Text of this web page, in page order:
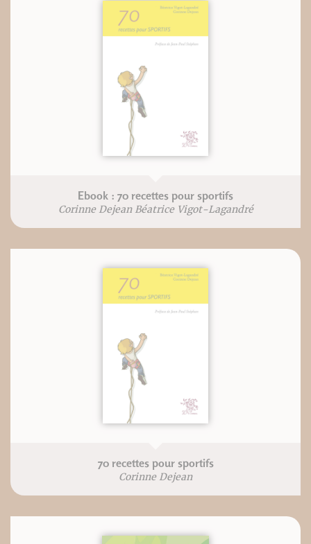
Ebook : 70 recettes pour sportifs
Corinne Dejean Béatrice Vigot-Lagandré
70 recettes pour sportifs
Corinne Dejean